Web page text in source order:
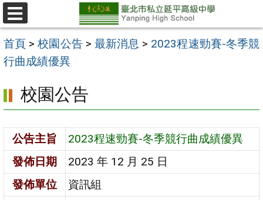
跳
至
主
要
區
選
單
首頁 >校園公告> 最新消息 > 2023程速勁賽-冬季競
行曲成績優異
校園公告
公告主旨
2023程速勁賽-冬季競行曲成績優異
發佈日期
2023 年 12 月 25 日
發佈單位
資訊組